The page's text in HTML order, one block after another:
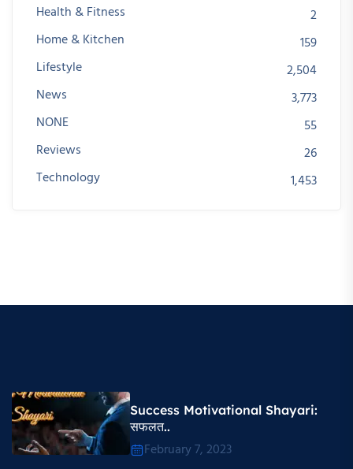
Health & Fitness
2
Home & Kitchen
159
Lifestyle
2,504
News
3,773
NONE
55
Reviews
26
Technology
1,453
Success Motivational Shayari​:
सफलत..
February 7, 2023